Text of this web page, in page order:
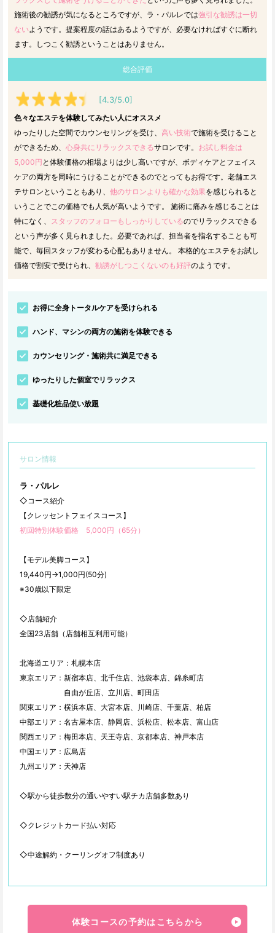
施術後の勧誘が気になるところですが、ラ・パルレでは強引な勧誘は一切
ないようです。提案程度の話はあるようですが、必要なければすぐに断れ
ます。しつこく勧誘ということはありません。
総合評価
[4.3/5.0]
色々なエステを体験してみたい人にオススメ
ゆったりした空間でカウンセリングを受け、 高い技術で施術を受けること
ができるため、 心身共にリラックスできるサロンです。 お試し料金は
5,000円 と体験価格の相場よりは少し高いですが、ボディケアとフェイス
ケアの両方を同時にうけることができるのでとってもお得です。老舗エス
テサロンということもあり、 他のサロンよりも確かな効果を感じられると
いうことでこの価格でも人気が高いようです。 施術に痛みを感じることは
特になく、
スタッフのフォローもしっかりしているのでリラックスできる
という声が多く見られました。必要であれば、担当者を指名することも可
能で、毎回スタッフが変わる心配もありません。 本格的なエステをお試し
価格で割安で受けられ、 勧誘がしつこくないのも好評のようです。
お得に全身トータルケアを受けられる
ハンド、マシンの両方の施術を体験できる
カウンセリング・施術共に満足できる
ゆったりした個室でリラックス
基礎化粧品使い放題
サロン情報
ラ・パルレ
◇コース紹介
【クレッセントフェイスコース】
初回特別体験価格 5,000円（65分）
【モデル美脚コース】
19,440円→1,000円(50分)
※30歳以下限定
◇店舗紹介
全国23店舗（店舗相互利用可能）
北海道エリア：札幌本店
東京エリア：新宿本店、北千住店、池袋本店、錦糸町店
自由が丘店、立川店、町田店
関東エリア：横浜本店、大宮本店、川崎店、千葉店、柏店
中部エリア：名古屋本店、静岡店、浜松店、松本店、富山店
関西エリア：梅田本店、天王寺店、京都本店、神戸本店
中国エリア：広島店
九州エリア：天神店
◇駅から徒歩数分の通いやすい駅チカ店舗多数あり
◇クレジットカード払い対応
◇中途解約・クーリングオフ制度あり
体験コースの予約はこちらから